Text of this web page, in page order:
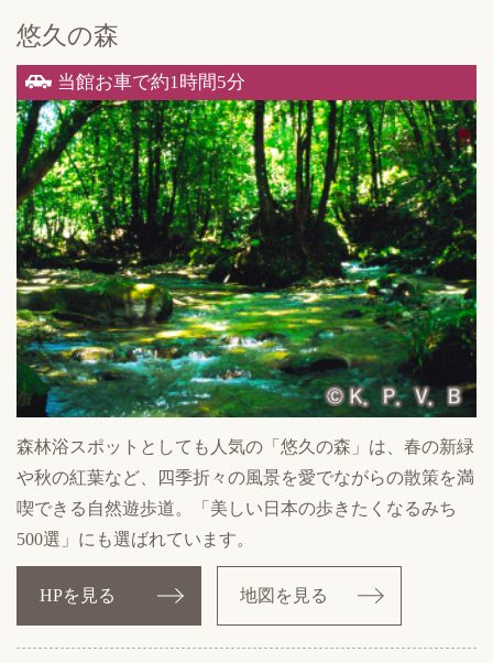
悠久の森
当館お車で約1時間5分
森林浴スポットとしても人気の「悠久の森」は、春の新緑
や秋の紅葉など、四季折々の風景を愛でながらの散策を満
喫できる自然遊歩道。「美しい日本の歩きたくなるみち
500選」にも選ばれています。
HPを見る 地図を見る